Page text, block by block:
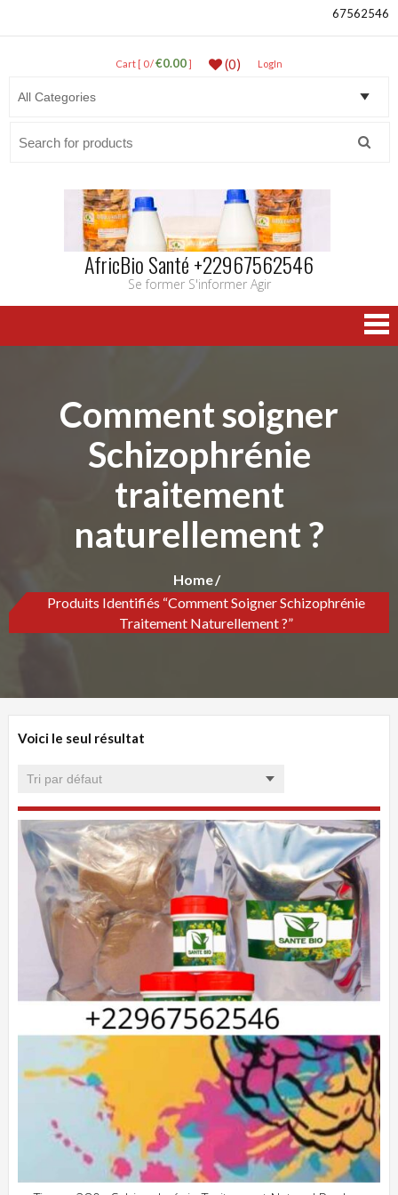
67562546
Cart [ 0 /€0.00] (0) LogIn
AfricBio Santé +22967562546
Se former S'informer Agir
Comment soigner
Schizophrénie
traitement
naturellement ?
Home
Produits Identifiés “Comment Soigner Schizophrénie
Traitement Naturellement ?”
Voici le seul résultat